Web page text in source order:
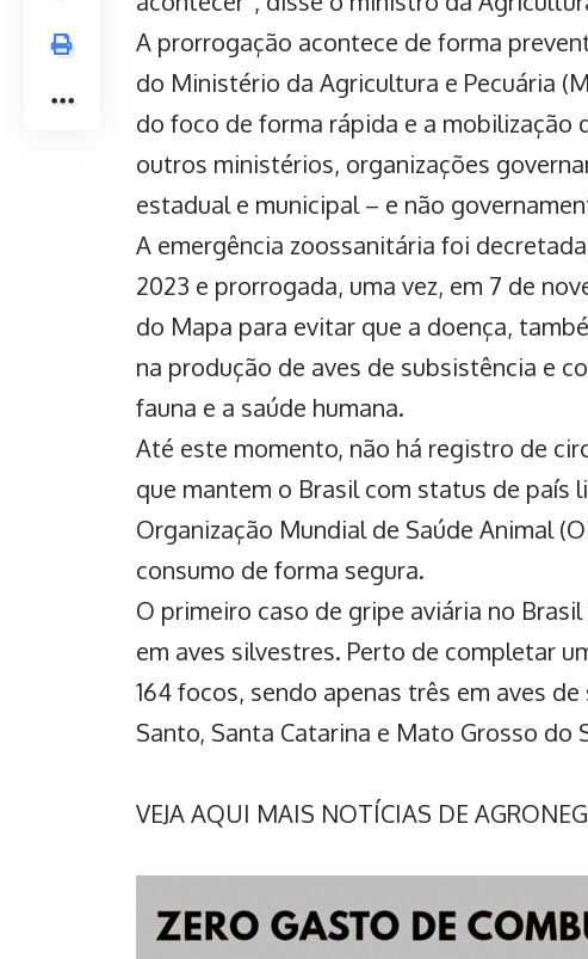
A prorrogação acontece de forma
do Ministério da Agricultura e Pecuária
do foco de forma rápida e a mobilização
outros ministérios, organizações
estadual e municipal – e não
A emergência zoossanitária foi
2023 e prorrogada, uma vez, em 7 de
do Mapa para evitar que a doença,
na produção de aves de subsistência e
fauna e a saúde humana.
Até este momento, não há registro de
que mantem o Brasil com status de país
Organização Mundial de Saúde Animal
consumo de forma segura.
O primeiro caso de gripe aviária no Brasil
em aves silvestres. Perto de completar
164 focos, sendo apenas três em aves
Santo, Santa Catarina e Mato Grosso do
VEJA AQUI MAIS NOTÍCIAS DE